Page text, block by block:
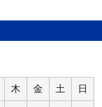
木 金 土 日